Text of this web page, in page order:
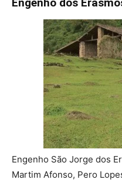
Engenho São Jorge dos
Martim Afonso, Pero